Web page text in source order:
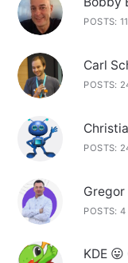
POSTS:
Carl
POSTS:
POSTS:
Gregor
POSTS: 4
KDE